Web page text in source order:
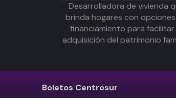
Desarrolladora de vivienda
brinda hogares con
financiamiento para facilitar
adquisición del patrimonio
Boletos Centrosur